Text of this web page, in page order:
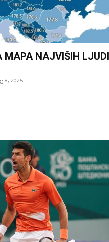
MAPA NAJVIŠIH LJUDI
8, 2025